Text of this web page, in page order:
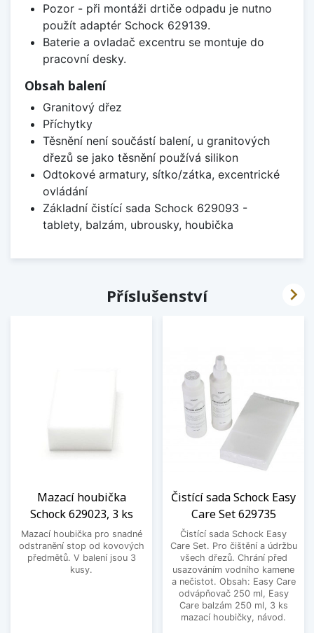
Pozor - při montáži drtiče odpadu je nutno
použít adaptér Schock 629139.
Baterie a ovladač excentru se montuje do
pracovní desky.
Obsah balení
Granitový dřez
Příchytky
Těsnění není součástí balení, u granitových
dřezů se jako těsnění používá silikon
Odtokové armatury, sítko/zátka, excentrické
ovládání
Základní čistící sada Schock 629093 -
tablety, balzám, ubrousky, houbička
Příslušenství
Mazací houbička
Schock 629023, 3 ks
Mazací houbička pro snadné
odstranění stop od kovových
předmětů. V balení jsou 3
kusy.
Čistící sada Schock Easy
Care Set 629735
Čistící sada Schock Easy
Care Set. Pro čištění a údržbu
všech dřezů. Chrání před
usazováním vodního kamene
a nečistot. Obsah: Easy Care
odvápňovač 250 ml, Easy
Care balzám 250 ml, 3 ks
mazací houbičky, návod.
